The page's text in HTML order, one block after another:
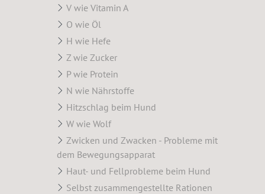
V wie Vitamin A
O wie Öl
H wie Hefe
Z wie Zucker
P wie Protein
N wie Nährstoffe
Hitzschlag beim Hund
W wie Wolf
Zwicken und Zwacken - Probleme mit
dem Bewegungsapparat
Haut- und Fellprobleme beim Hund
Selbst zusammengestellte Rationen